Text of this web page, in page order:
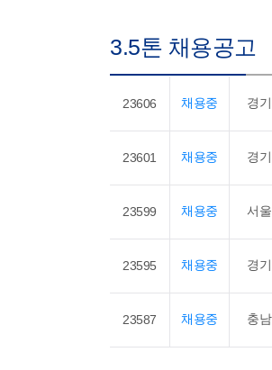
3.5톤 채용공고
23606 채용중 경기
23601 채용중 경기
23599 채용중 서울
23595 채용중 경기
23587 채용중 충남